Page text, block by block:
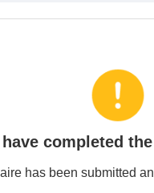
have completed
has been submitted